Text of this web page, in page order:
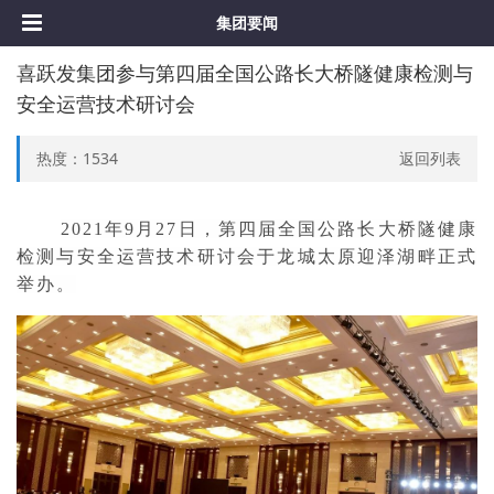
集团要闻
喜跃发集团参与第四届全国公路长大桥隧健康检测与
安全运营技术研讨会
热度： 1534 返回列表
2021年9月27日，第四届全国公路长大桥隧健康
检测与安全运营技术研讨会于龙城太原迎泽湖畔正式
举办。